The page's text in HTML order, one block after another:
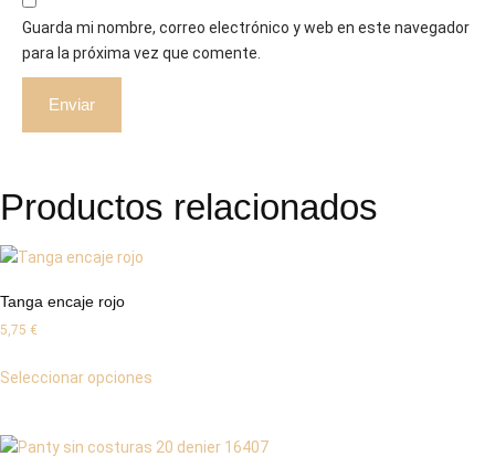
Guarda mi nombre, correo electrónico y web en este navegador
para la próxima vez que comente.
Productos relacionados
Tanga encaje rojo
5,75 €
Seleccionar opciones
múltiples